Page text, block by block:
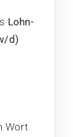
Lohn-
d)
Wort